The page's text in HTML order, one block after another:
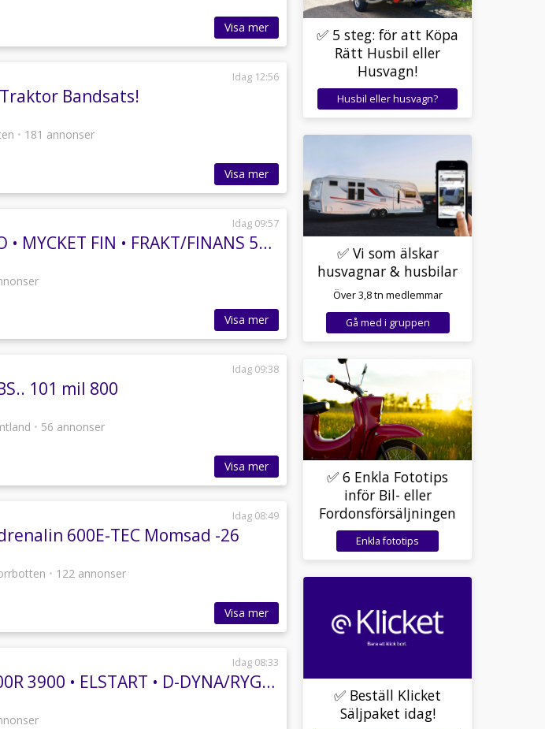
Visa mer
Idag 12:56
Traktor Bandsats!
• 181 annonser
Visa mer
Idag 09:57
Ski-doo Summit 600 HO • MYCKET FIN • FRAKT/FINANS 599:-/MÅN
Visa mer
Idag 09:38
101 mil 800
• 56 annonser
Visa mer
Idag 08:49
600E-TEC Momsad -26
• 122 annonser
Visa mer
Idag 08:33
Lynx Boondocker DS 800R 3900 • ELSTART • D-DYNA/RYGGSTÖD • 169 MIL
✅ 5 steg: för att Köpa
Rätt Husbil eller
Husvagn!
Husbil eller husvagn?
✅ Vi som älskar
husvagnar & husbilar
Över 3,8 tn medlemmar
Gå med i gruppen
✅ 6 Enkla Fototips
inför Bil- eller
Fordonsförsäljningen
Enkla fototips
✅ Beställ Klicket
Säljpaket idag!